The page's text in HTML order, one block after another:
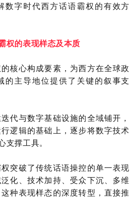
数字时代西方话语霸权的有效方
权的表现样态及本质
核心构成要素，为西方在全球政
的主导地位提供了关键的叙事支
代与数字基础设施的全域铺开，
逻辑的基础上，逐步将数字技术
支撑工具。
突破了传统话语操控的单一表现
化、技术加持、受众下沉、多维
种表现样态的深度转型，直接推